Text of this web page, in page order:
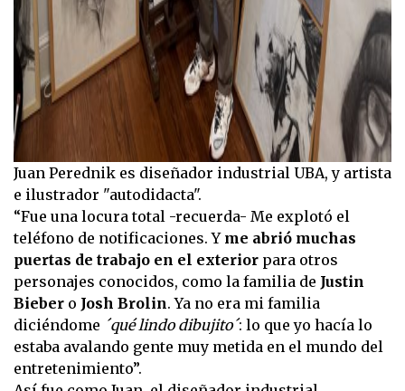
Juan Perednik es diseñador industrial UBA, y artista
e ilustrador "autodidacta".
“Fue una locura total -recuerda- Me explotó el
teléfono de notificaciones. Y me abrió muchas
puertas de trabajo en el exterior para otros
personajes conocidos, como la familia de Justin
Bieber o Josh Brolin. Ya no era mi familia
diciéndome ´qué lindo dibujito´: lo que yo hacía lo
estaba avalando gente muy metida en el mundo del
entretenimiento”.